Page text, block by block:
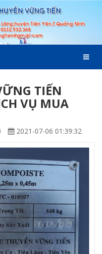
TIẾN
VỤ MUA
2021-07-06 01:39:32